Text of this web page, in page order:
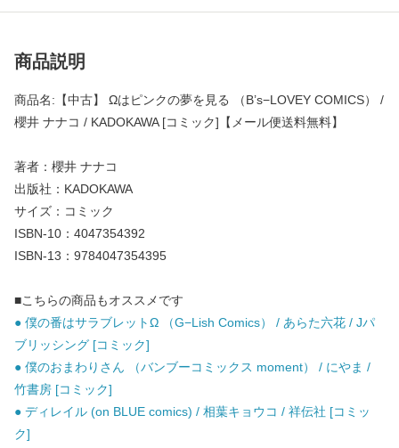
商品説明
商品名:【中古】 Ωはピンクの夢を見る （B’s−LOVEY COMICS） /
櫻井 ナナコ / KADOKAWA [コミック]【メール便送料無料】
著者：櫻井 ナナコ
出版社：KADOKAWA
サイズ：コミック
ISBN-10：4047354392
ISBN-13：9784047354395
■こちらの商品もオススメです
● 僕の番はサラブレットΩ （G−Lish Comics） / あらた六花 / Jパ
ブリッシング [コミック]
● 僕のおまわりさん （バンブーコミックス moment） / にやま /
竹書房 [コミック]
● ディレイル (on BLUE comics) / 相葉キョウコ / 祥伝社 [コミッ
ク]